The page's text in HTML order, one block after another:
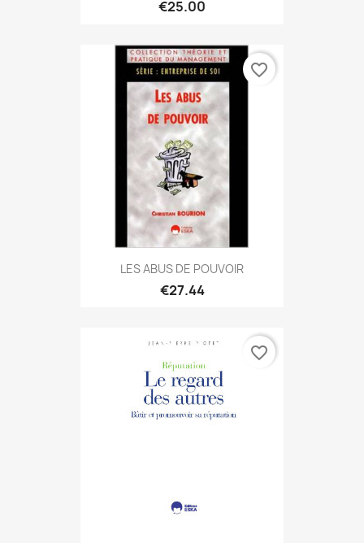
€25.00
LES ABUS DE POUVOIR
€27.44
favorite_border
favorite_border